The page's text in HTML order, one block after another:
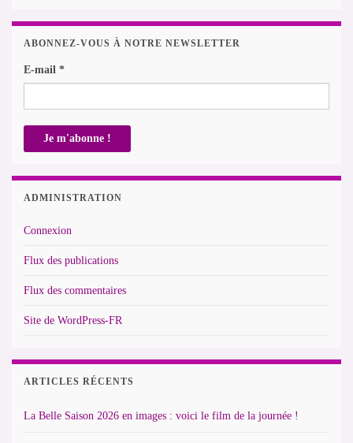
ABONNEZ-VOUS À NOTRE NEWSLETTER
E-mail *
ADMINISTRATION
Connexion
Flux des publications
Flux des commentaires
Site de WordPress-FR
ARTICLES RÉCENTS
La Belle Saison 2026 en images : voici le film de la journée !